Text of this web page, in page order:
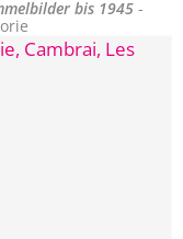
bis 1945 -